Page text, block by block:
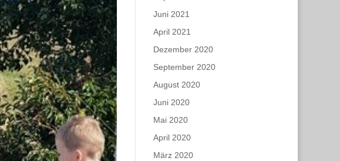
Juni 2021
April 2021
Dezember 2020
September 2020
August 2020
Juni 2020
Mai 2020
April 2020
März 2020